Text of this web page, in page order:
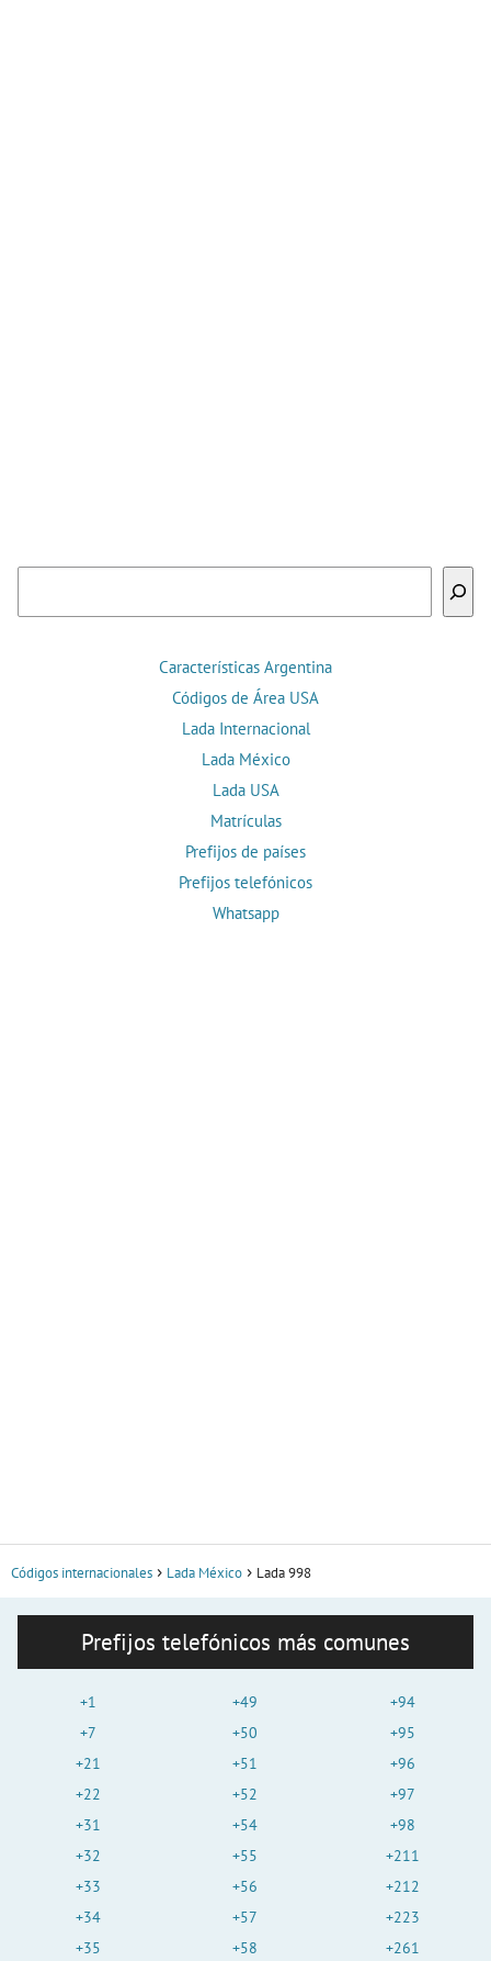
Características Argentina
Códigos de Área USA
Lada Internacional
Lada México
Lada USA
Matrículas
Prefijos de países
Prefijos telefónicos
Whatsapp
Códigos internacionales Lada México Lada 998
Prefijos telefónicos más comunes
+1
+7
+21
+22
+31
+32
+33
+34
+35
+49
+50
+51
+52
+54
+55
+56
+57
+58
+94
+95
+96
+97
+98
+211
+212
+223
+261